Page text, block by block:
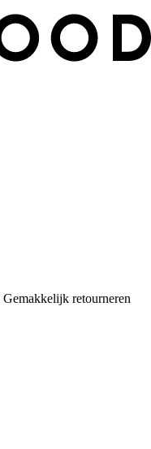
Gemakkelijk retourneren